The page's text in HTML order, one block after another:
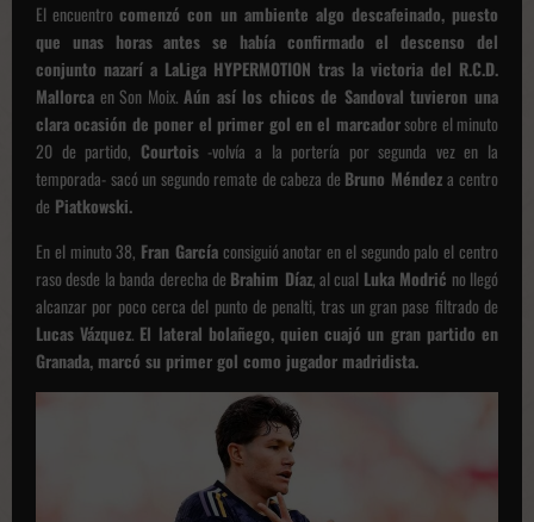
El encuentrocomenzó con un ambiente algo descafeinado, puesto
que unas horas antes se había confirmado el descenso del
conjunto nazarí a LaLiga HYPERMOTION tras la victoria del R.C.D.
Mallorca en Son Moix.Aún así los chicos de Sandoval tuvieron una
clara ocasión de poner el primer gol en el marcadorsobre el minuto
20 de partido, Courtois-volvía a la portería por segunda vez en la
temporada- sacó un segundo remate de cabeza de Bruno Méndeza centro
de Piatkowski.
En el minuto 38, Fran Garcíaconsiguió anotar en el segundo palo el centro
raso desde la banda derecha de Brahim Díaz, al cual Luka Modrić no llegó
alcanzar por poco cerca del punto de penalti, tras un gran pase filtrado de
Lucas Vázquez. El lateral bolañego, quien cuajó un gran partido en
Granada, marcó su primer gol como jugador madridista.